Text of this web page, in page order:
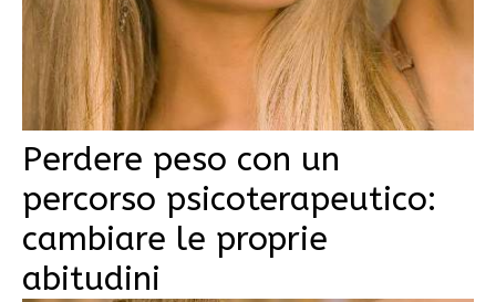
Perdere peso con un
percorso psicoterapeutico:
cambiare le proprie
abitudini